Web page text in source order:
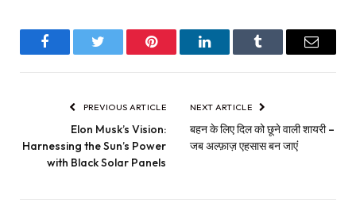
FacebookTwitter Pinterest LinkedInTumblr Email
PREVIOUS ARTICLE
Elon Musk’s Vision:
Harnessing the Sun’s Power
with Black Solar Panels
NEXT ARTICLE
बहन के लिए दिल को छूने वाली शायरी –
जब अल्फ़ाज़ एहसास बन जाएं